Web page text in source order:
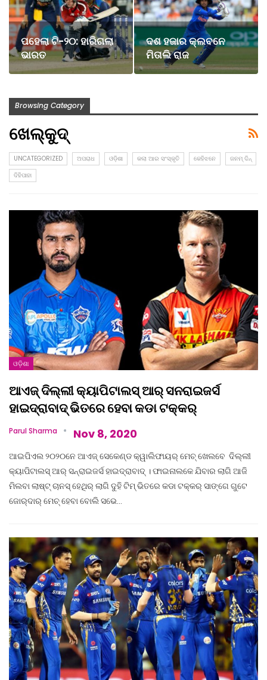
ପହେଲା ଟି-୨୦: ହାରିଗଲା
ଭାରତ
ଦଶ ହଜାର କ୍ଲବନେ
ମିତାଲି ରାଜ
Browsing Category
ଖେଲ୍‌କୁଦ୍‌
UNCATEGORIZED ଅପରାଧ ଓଡ଼ିଶା କଲା ଆର ସଂସ୍କୃତି କେହିଝନେ
ଜନମ୍ ଦିନ୍
ଦିହିପାହା
ଓଡ଼ିଶା
ଆଏଜ୍‌ ଦିଲ୍ଲୀ କ୍ୟାପିଟାଲସ୍‌ ଆର୍‌ ସନରାଇଜର୍ସ
ହାଇଦ୍ରାବାଦ୍‌ ଭିତରେ ହେବା କଡା ଟକ୍କର୍‌
Parul Sharma Nov 8, 2020
ଆଇପିଏଲ ୨୦୨୦ନେ ଆଏଜ୍‌ ସେକେଣ୍ଡ କ୍ୱାଲିଫାୟର୍‌ ମେଚ୍‌ ଖେଲବେ ‌ ଦିଲ୍ଲୀ
କ୍ୟାପିଟାଲସ୍‌ ଆର୍‌ ସନ୍‌ରାଇଜର୍ସ ହାଇଦ୍ରାବାଦ୍‌ । ଫାଇନାଲକେ ଯିବାର ଲାଗି ଆଜି
ମିଲବା ଲାଷ୍ଟ୍‌ ଚାନସ୍‌ ହେଥିର୍‌ ଲାଗି ଦୁହି ଟିମ୍‌ ଭିତରେ କଡା ଟକ୍କର୍‌ ସାଙ୍ଗେ ଗୁଟେ
ଜୋର୍‌ଦାର୍‌ ମେଚ୍‌ ହେବା ବୋଲି ସଭେ…